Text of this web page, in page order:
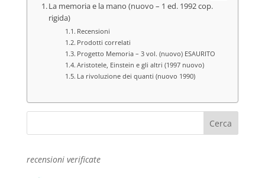
La memoria e la mano (nuovo – 1 ed. 1992 cop.
rigida)
Recensioni
Prodotti correlati
Progetto Memoria – 3 vol. (nuovo) ESAURITO
Aristotele, Einstein e gli altri (1997 nuovo)
La rivoluzione dei quanti (nuovo 1990)
recensioni verificate